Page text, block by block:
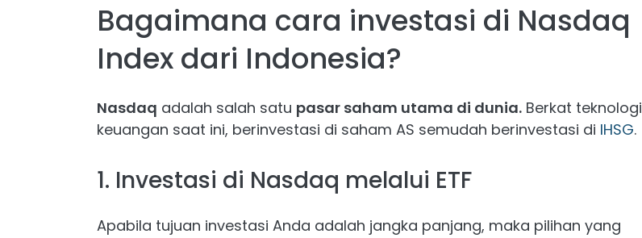
Bagaimana cara investasi di Nasdaq
Index dari Indonesia?
Nasdaq adalah salah satu pasar saham utama di dunia. Berkat teknologi
keuangan saat ini, berinvestasi di saham AS semudah berinvestasi di IHSG.
1. Investasi di Nasdaq melalui ETF
Apabila tujuan investasi Anda adalah jangka panjang, maka pilihan yang